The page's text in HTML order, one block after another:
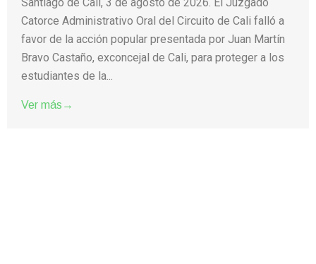
Catorce Administrativo Oral del Circuito de Cali falló a
favor de la acción popular presentada por Juan Martín
Bravo Castaño, exconcejal de Cali, para proteger a los
estudiantes de la...
Ver más→